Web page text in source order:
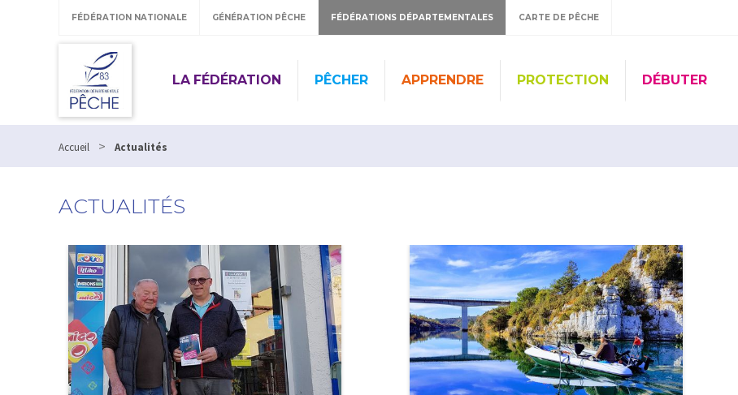
FÉDÉRATION NATIONALE GÉNÉRATION PÊCHE FÉDÉRATIONS DÉPARTEMENTALES CARTE DE PÊCHE
LA FÉDÉRATION PÊCHER APPRENDRE PROTECTION DÉBUTER
Accueil > Actualités
ACTUALITÉS